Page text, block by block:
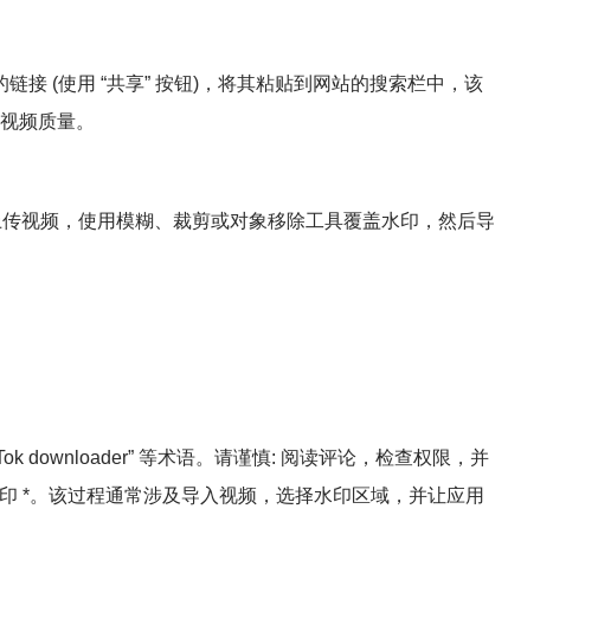
接 (使用 “共享” 按钮)，将其粘贴到网站的搜索栏中，该
频质量。
视频，使用模糊、裁剪或对象移除工具覆盖水印，然后导
downloader” 等术语。请谨慎: 阅读评论，检查权限，并
*。该过程通常涉及导入视频，选择水印区域，并让应用